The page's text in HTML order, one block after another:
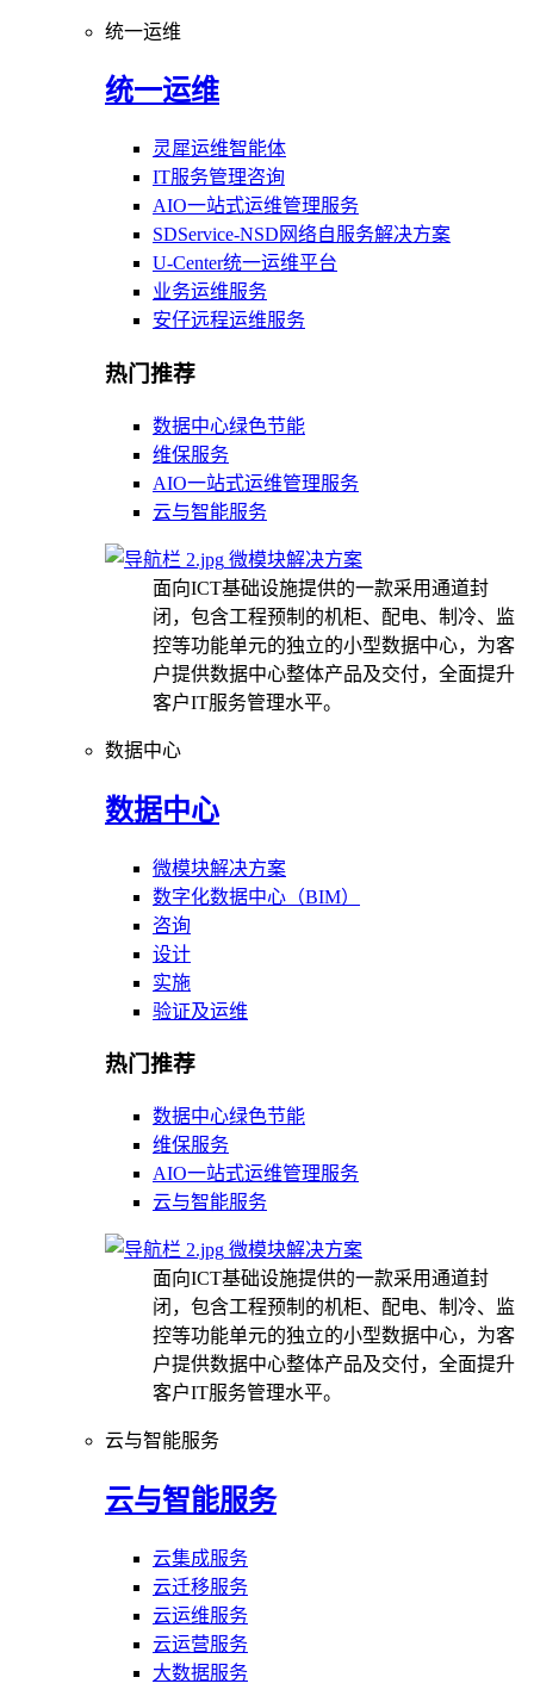
统一运维
统一运维
灵犀运维智能体
IT服务管理咨询
AIO一站式运维管理服务
SDService-NSD网络自服务解决方案
U-Center统一运维平台
业务运维服务
安仔远程运维服务
热门推荐
数据中心绿色节能
维保服务
AIO一站式运维管理服务
云与智能服务
微模块解决方案
面向ICT基础设施提供的一款采用通道封
闭，包含工程预制的机柜、配电、制冷、监
控等功能单元的独立的小型数据中心，为客
户提供数据中心整体产品及交付，全面提升
客户IT服务管理水平。
数据中心
数据中心
微模块解决方案
数字化数据中心（BIM）
咨询
设计
实施
验证及运维
热门推荐
数据中心绿色节能
维保服务
AIO一站式运维管理服务
云与智能服务
微模块解决方案
面向ICT基础设施提供的一款采用通道封
闭，包含工程预制的机柜、配电、制冷、监
控等功能单元的独立的小型数据中心，为客
户提供数据中心整体产品及交付，全面提升
客户IT服务管理水平。
云与智能服务
云与智能服务
云集成服务
云迁移服务
云运维服务
云运营服务
大数据服务